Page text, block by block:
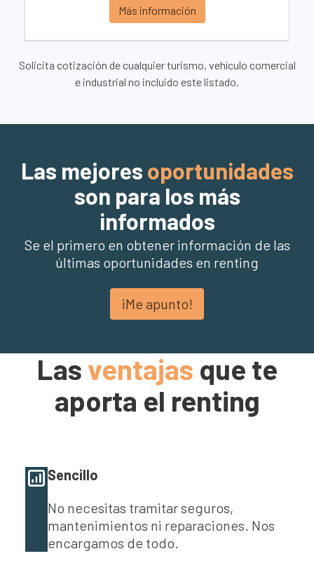
Más información
Solicita cotización de cualquier turismo, vehículo comercial
e industrial no incluido este listado.
Las mejores oportunidades
son para los más
informados
Se el primero en obtener información de las
últimas oportunidades en renting
¡Me apunto!
Las ventajas que te
aporta el renting
Sencillo
No necesitas tramitar seguros,
mantenimientos ni reparaciones. Nos
encargamos de todo.